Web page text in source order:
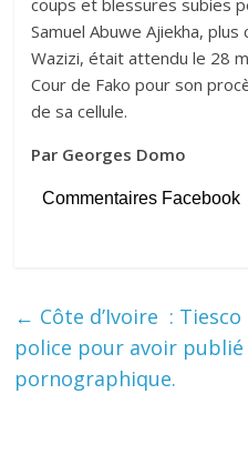
coups et blessures subies
Samuel Abuwe Ajiekha,
Wazizi, était attendu le 28
Cour de Fako pour son
de sa cellule.
Par Georges Domo
Commentaires Facebook
← Côte d’Ivoire :
police pour avoir publié
pornographique.